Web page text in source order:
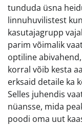
tunduda üsna
linnuhuvilistest
kasutajagrupp
parim võimalik
optiline
korral võib kesta
erksaid detaile ka
Selles juhendis
nüansse, mida
poodi oma uut